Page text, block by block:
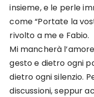
insieme, e le perle
come “Portate la
rivolto a me e Fabio.
Mi mancherà
gesto e dietro ogni
dietro ogni silenzio.
discussioni, seppur